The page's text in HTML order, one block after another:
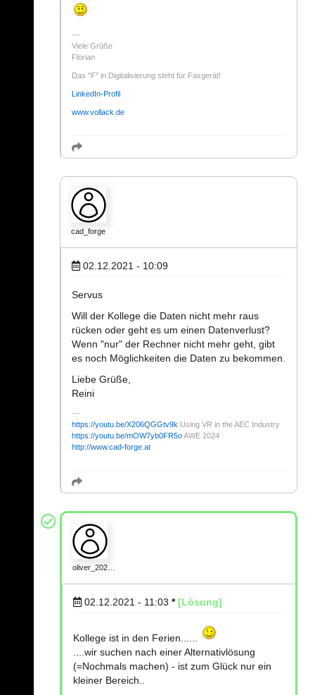
Viele Grüße
Florian
Das "F" in Digitalisierung steht für Faxgerät!
LinkedIn-Profil
www.vollack.de
cad_forge
02.12.2021 - 10:09
Servus
Will der Kollege die Daten nicht mehr raus
rücken oder geht es um einen Datenverlust?
Wenn "nur" der Rechner nicht mehr geht, gibt
es noch Möglichkeiten die Daten zu bekommen.
Liebe Grüße,
Reini
https://youtu.be/X206QGGtv9k Using VR in the AEC Industry
https://youtu.be/mOW7yb0FR5oAWE 2024
http://www.cad-forge.at
oliver_202…
02.12.2021 - 11:03 * [Lösung]
Kollege ist in den Ferien......
....wir suchen nach einer Alternativlösung
(=Nochmals machen) - ist zum Glück nur ein
kleiner Bereich..